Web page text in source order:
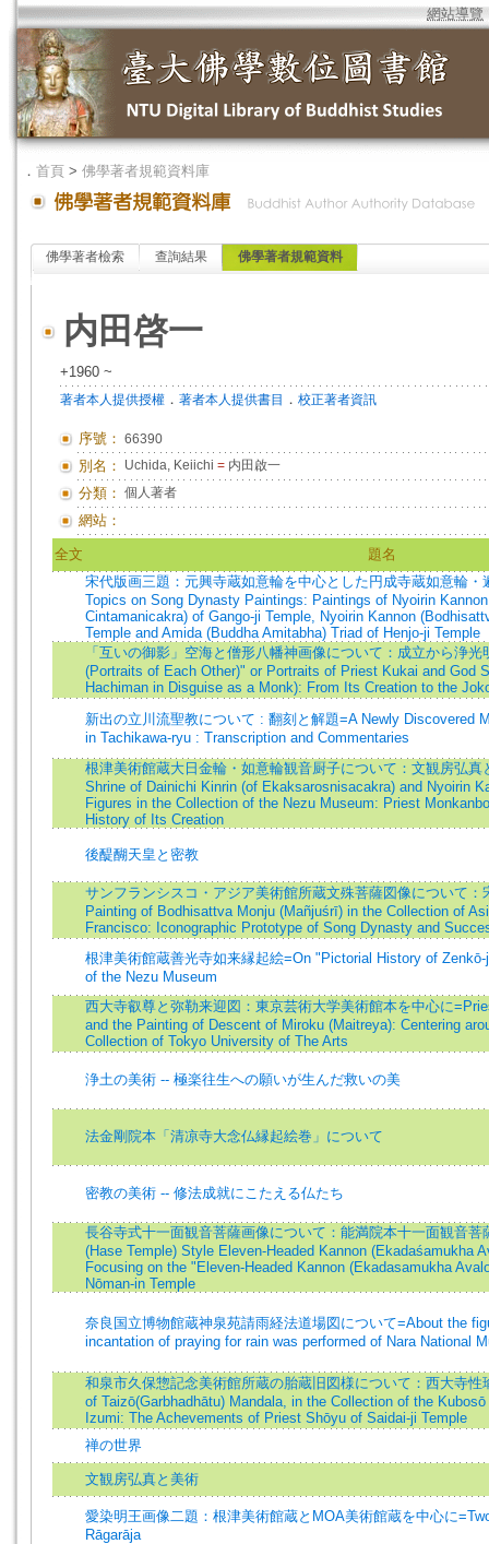
網站導覽
． 首頁 > 佛學著者規範資料庫
佛學著者檢索 查詢結果 佛學著者規範資料
内田啓一
+1960 ~
著者本人提供授權 ． 著者本人提供書目 ． 校正著者資訊
序號： 66390
別名： Uchida, Keiichi = 内田啟一
分類： 個人著者
網站：
全文
題名
宋代版画三題：元興寺蔵如意輪を中心とした円成寺蔵如意輪・
Topics on Song Dynasty Paintings: Paintings of Nyoirin
Cintamanicakra) of Gango-ji Temple, Nyoirin Kannon
Temple and Amida (Buddha Amitabha) Triad of Henjo-ji Temple
「互いの御影」空海と僧形八幡神画像について：成立から浄
(Portraits of Each Other)" or Portraits of Priest Kukai and God
Hachiman in Disguise as a Monk): From Its Creation to the
新出の立川流聖教について : 翻刻と解題=A Newly Discovered
in Tachikawa-ryu : Transcription and Commentaries
根津美術館蔵大日金輪・如意輪観音厨子について：文観房弘真
Shrine of Dainichi Kinrin (of Ekaksarosnisacakra) and Nyoirin
Figures in the Collection of the Nezu Museum: Priest
History of Its Creation
後醍醐天皇と密教
サンフランシスコ・アジア美術館所蔵文殊菩薩図像について：
Painting of Bodhisattva Monju (Mañjuśrī) in the Collection of
Francisco: Iconographic Prototype of Song Dynasty and
根津美術館蔵善光寺如来縁起絵=On "Pictorial History of
of the Nezu Museum
西大寺叡尊と弥勒来迎図：東京芸術大学美術館本を中心に
and the Painting of Descent of Miroku (Maitreya): Centering
Collection of Tokyo University of The Arts
浄土の美術 -- 極楽往生への願いが生んだ救いの美
法金剛院本「清凉寺大念仏縁起絵巻」について
密教の美術 -- 修法成就にこたえる仏たち
長谷寺式十一面観音菩薩画像について：能満院本十一面観音菩
(Hase Temple) Style Eleven-Headed Kannon (Ekadaśamukha
Focusing on the "Eleven-Headed Kannon (Ekadasamukha
Nōman-in Temple
奈良国立博物館蔵神泉苑請雨経法道場図について=About the
incantation of praying for rain was performed of Nara National
和泉市久保惣記念美術館所蔵の胎蔵旧図様について：西大寺
of Taizō(Garbhadhātu) Mandala, in the Collection of the
Izumi: The Achevements of Priest Shōyu of Saidai-ji Temple
禅の世界
文観房弘真と美術
愛染明王画像二題：根津美術館蔵とMOA美術館蔵を中心に
Rāgarāja